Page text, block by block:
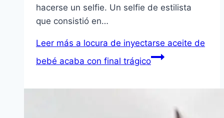
hacerse un selfie. Un selfie de estilista
que consistió en…
Leer más a locura de inyectarse aceite de
bebé acaba con final trágico